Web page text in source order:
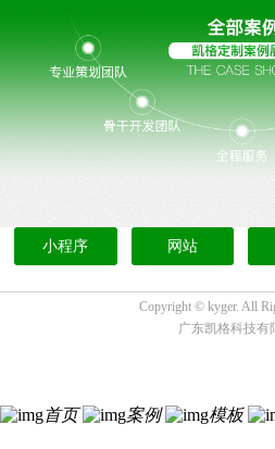
小程序 网站
Copyright © kyger. All
广东凯格科技有
首页 案例 模板